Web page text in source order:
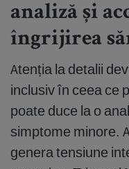
analiză și
îngrijirea
Atenția la detalii
inclusiv în ceea ce
poate duce la o
simptome minore.
genera tensiune